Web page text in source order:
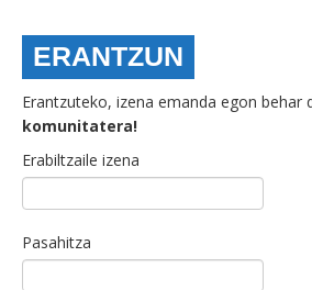
ERANTZUN
Erantzuteko, izena emanda egon behar
komunitatera!
Erabiltzaile izena
Pasahitza